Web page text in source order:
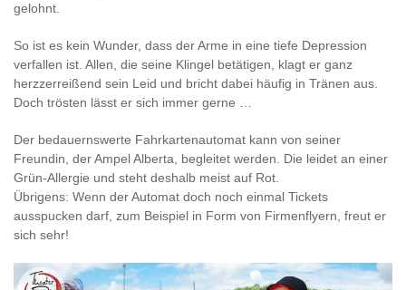
gelohnt.
So ist es kein Wunder, dass der Arme in eine tiefe Depression
verfallen ist. Allen, die seine Klingel betätigen, klagt er ganz
herzzerreißend sein Leid und bricht dabei häufig in Tränen aus.
Doch trösten lässt er sich immer gerne …
Der bedauernswerte Fahrkartenautomat kann von seiner
Freundin, der Ampel Alberta, begleitet werden. Die leidet an einer
Grün-Allergie und steht deshalb meist auf Rot.
Übrigens: Wenn der Automat doch noch einmal Tickets
ausspucken darf, zum Beispiel in Form von Firmenflyern, freut er
sich sehr!